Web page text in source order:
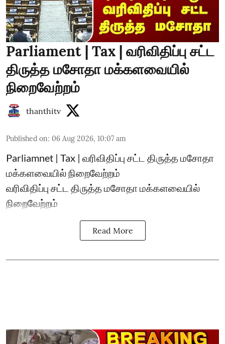
Parliament | Tax | வரிவிதிப்பு சட்ட
திருத்த மசோதா மக்களவையில்
நிறைவேற்றம்
thanthitv
Published on: 06 Aug 2026, 10:07 am
Parliamnet | Tax | வரிவிதிப்பு சட்ட திருத்த மசோதா
மக்களவையில் நிறைவேற்றம்
வரிவிதிப்பு சட்ட திருத்த மசோதா மக்களவையில்
நிறைவேற்றம்
Read More